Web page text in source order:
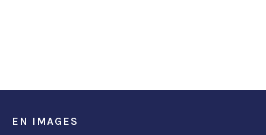
EN IMAGES